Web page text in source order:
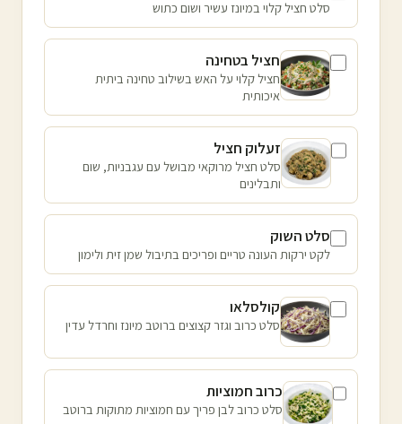
סלט חציל קלוי במיונז עשיר ושום כתוש
חציל בטחינה
חציל קלוי על האש בשילוב טחינה ביתית
איכותית
זעלוק חציל
סלט חציל מרוקאי מבושל עם עגבניות, שום
ותבלינים
סלט השוק
לקט ירקות העונה טריים ופריכים בתיבול שמן זית ולימון
קולסלאו
סלט כרוב וגזר קצוצים ברוטב מיונז וחרדל עדין
כרוב חמוציות
סלט כרוב לבן פריך עם חמוציות מתוקות ברוטב